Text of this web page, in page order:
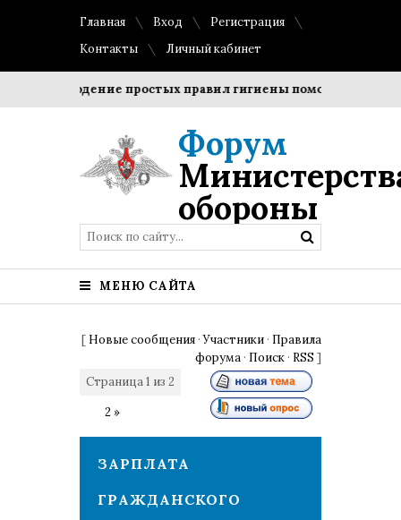
Главная Вход
Регистрация
Контакты
Личный кабинет
Соблюдение простых правил гигиены помогает
Форум
обороны
МЕНЮ САЙТА
[ Новые сообщения ·Участники · Правила
форума · Поиск · RSS ]
Страница1 из 2
2 »
ЗАРПЛАТА
ГРАЖДАНСКОГО